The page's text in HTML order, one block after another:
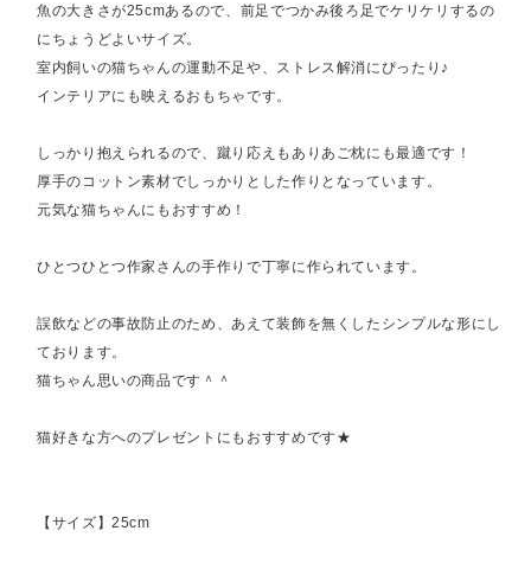
魚の大きさが25cmあるので、前足でつかみ後ろ足でケリケリするの
にちょうどよいサイズ。
室内飼いの猫ちゃんの運動不足や、ストレス解消にぴったり♪
インテリアにも映えるおもちゃです。
しっかり抱えられるので、蹴り応えもありあご枕にも最適です！
厚手のコットン素材でしっかりとした作りとなっています。
元気な猫ちゃんにもおすすめ！
ひとつひとつ作家さんの手作りで丁寧に作られています。
誤飲などの事故防止のため、あえて装飾を無くしたシンプルな形にし
ております。
猫ちゃん思いの商品です＾＾
猫好きな方へのプレゼントにもおすすめです★
【サイズ】25cm